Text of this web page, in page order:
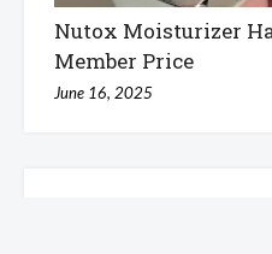
Nutox Moisturizer
Member Price
June 16, 2025